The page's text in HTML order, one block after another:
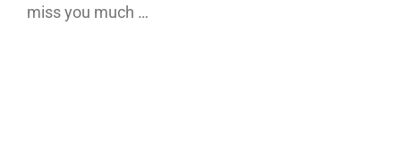
miss you much …